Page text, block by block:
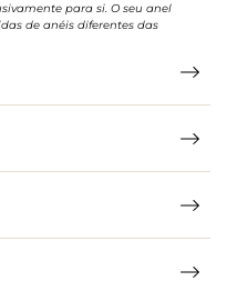
para si. O seu anel
de anéis diferentes das